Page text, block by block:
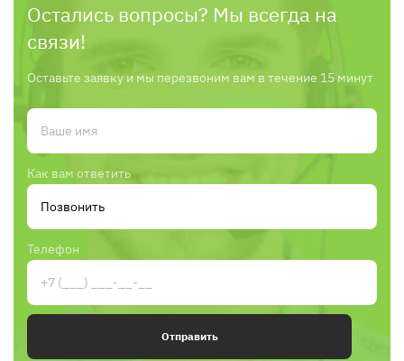
Остались вопросы? Мы всегда на
связи!
Оставьте заявку и мы перезвоним вам в течение 15 минут
Как вам ответить
Телефон
Отправить